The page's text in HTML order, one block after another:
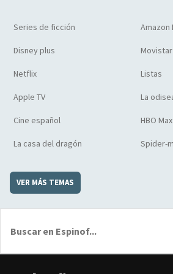
Series de ficción Amazon
Disney plus
Netflix Listas
Apple TV La
Cine español HBO Max
La casa del dragón Spider-
VER MÁS TEMAS